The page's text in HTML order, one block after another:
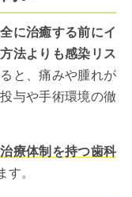
に治癒する前にイ
法よりも感染リス
と、痛みや腫れが
与や手術環境の徹
療体制を持つ歯科
す。